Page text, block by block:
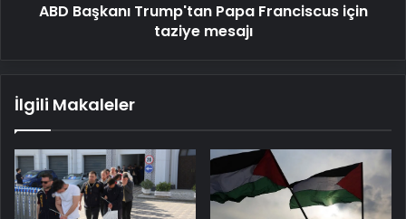
ABD Başkanı Trump'tan Papa Franciscus için
taziye mesajı
İlgili Makaleler